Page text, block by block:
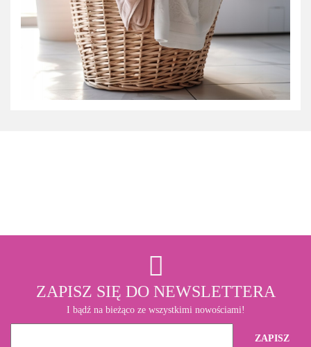
ZAPISZ SIĘ DO NEWSLETTERA
I bądź na bieżąco ze wszystkimi nowościami!